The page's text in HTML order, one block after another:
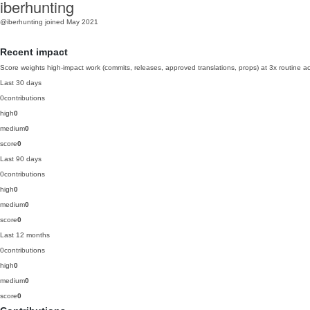
iberhunting
@iberhunting joined May 2021
Recent impact
Score weights high-impact work (commits, releases, approved translations, props) at 3x routine
Last 30 days
0contributions
high0
medium0
score0
Last 90 days
0contributions
high0
medium0
score0
Last 12 months
0contributions
high0
medium0
score0